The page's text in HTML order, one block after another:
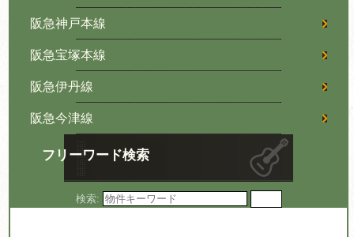
阪急神戸本線
阪急宝塚本線
阪急伊丹線
阪急今津線
フリーワード検索
検索: